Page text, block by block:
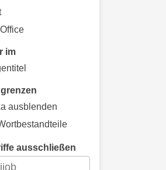
im
ausblenden
ausschließen